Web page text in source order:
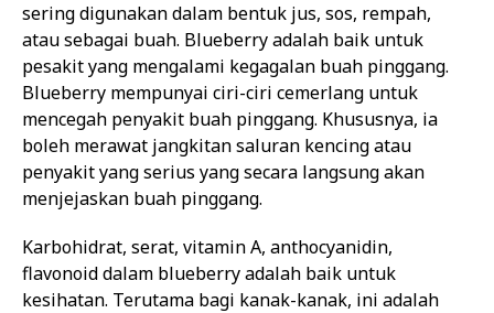
sering digunakan dalam bentuk jus, sos, rempah,
atau sebagai buah. Blueberry adalah baik untuk
pesakit yang mengalami kegagalan buah pinggang.
Blueberry mempunyai ciri-ciri cemerlang untuk
mencegah penyakit buah pinggang. Khususnya, ia
boleh merawat jangkitan saluran kencing atau
penyakit yang serius yang secara langsung akan
menjejaskan buah pinggang.
Karbohidrat, serat, vitamin A, anthocyanidin,
flavonoid dalam blueberry adalah baik untuk
kesihatan. Terutama bagi kanak-kanak, ini adalah